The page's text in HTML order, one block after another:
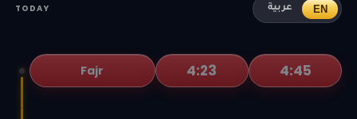
TODAY عربية EN
Fajr 4:23 4:45